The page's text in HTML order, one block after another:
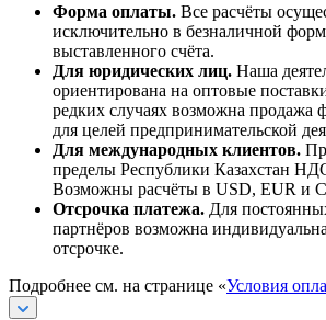
Форма оплаты. Все расчёты
исключительно в безналичной
выставленного счёта.
Для юридических лиц. Наша
ориентирована на оптовые
редких случаях возможна продажа
для целей предпринимательской
Для международных клиентов.
пределы Республики Казахстан
Возможны расчёты в USD, EUR и
Отсрочка платежа. Для
партнёров возможна
отсрочке.
Подробнее см. на странице «Условия